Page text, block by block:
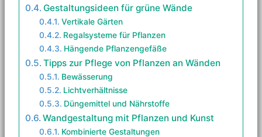
Gestaltungsideen für grüne Wände
Vertikale Gärten
Regalsysteme für Pflanzen
Hängende Pflanzengefäße
Tipps zur Pflege von Pflanzen an Wänden
Bewässerung
Lichtverhältnisse
Düngemittel und Nährstoffe
Wandgestaltung mit Pflanzen und Kunst
Kombinierte Gestaltungen